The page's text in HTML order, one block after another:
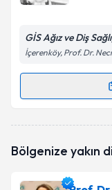
GİS Ağız ve Diş
İçerenköy, Prof. Dr.
Randevu
oluşturun. Size
Bölgenize yakın